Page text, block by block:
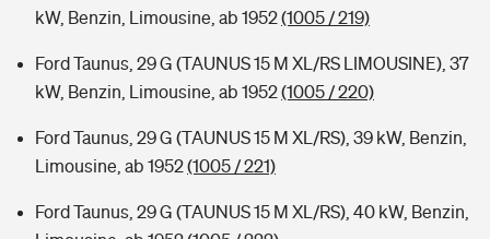
kW, Benzin, Limousine, ab 1952(1005 / 219)
Ford Taunus, 29 G (TAUNUS 15 M XL/RS LIMOUSINE), 37
kW, Benzin, Limousine, ab 1952(1005 / 220)
Ford Taunus, 29 G (TAUNUS 15 M XL/RS), 39 kW, Benzin,
Limousine, ab 1952(1005 / 221)
Ford Taunus, 29 G (TAUNUS 15 M XL/RS), 40 kW, Benzin,